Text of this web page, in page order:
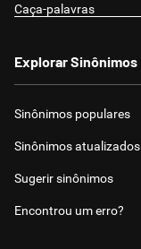
Caça-palavras
Explorar Sinônimos
Sinônimos populares
Sinônimos atualizados
Sugerir sinônimos
Encontrou um erro?